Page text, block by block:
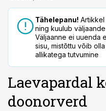
Tähelepanu! Artikkel
ning kuulub
Väljaanne ei uuenda
sisu, mistõttu võib
allikatega tutvumine
Laevapardal
doonorverd